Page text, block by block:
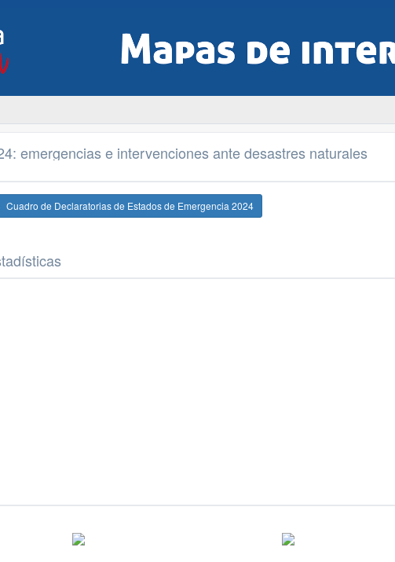
emergencias e intervenciones ante desastres naturales
Cuadro de Declaratorias de Estados de Emergencia 2024